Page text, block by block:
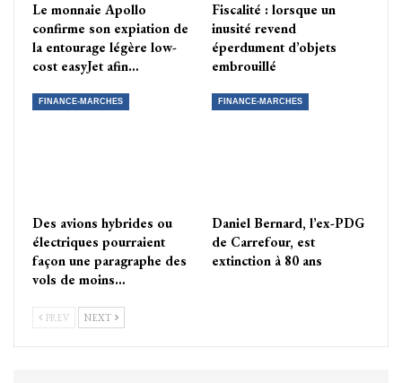
Le monnaie Apollo
confirme son expiation de
la entourage légère low-
cost easyJet afin…
Fiscalité : lorsque un
inusité revend
éperdument d’objets
embrouillé
FINANCE-MARCHES
Des avions hybrides ou
électriques pourraient
façon une paragraphe des
vols de moins…
FINANCE-MARCHES
Daniel Bernard, l’ex-PDG
de Carrefour, est
extinction à 80 ans
PREV NEXT